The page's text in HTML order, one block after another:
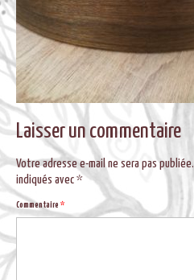
FORMATIONS
MUSIQUE DE BIEN-ETRE
AGENDA
CONTACT
Laisser un commentaire
Votre adresse e-mail ne sera pas publiée.
indiqués avec *
Commentaire *